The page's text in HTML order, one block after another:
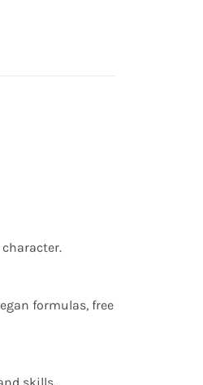
formulas, free